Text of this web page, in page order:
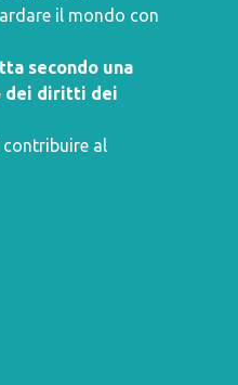
il mondo con
secondo una
dei diritti dei
contribuire al